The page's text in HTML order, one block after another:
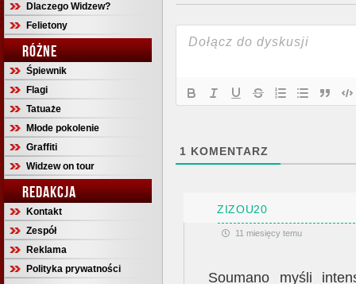
Dlaczego Widzew?
Felietony
RÓŻNE
Śpiewnik
Flagi
Tatuaże
Młode pokolenie
Graffiti
Widzew on tour
REDAKCJA
Kontakt
Zespół
Reklama
Polityka prywatności
1 KOMENTARZ
ZIZOU20
11 miesięcy temu
Soumano myśli